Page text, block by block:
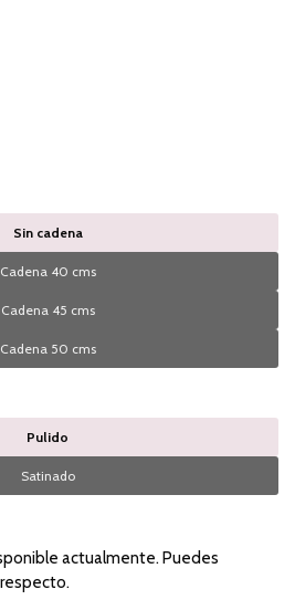
Sin cadena
Cadena 40 cms
Cadena 45 cms
Cadena 50 cms
Pulido
Satinado
actualmente. Puedes